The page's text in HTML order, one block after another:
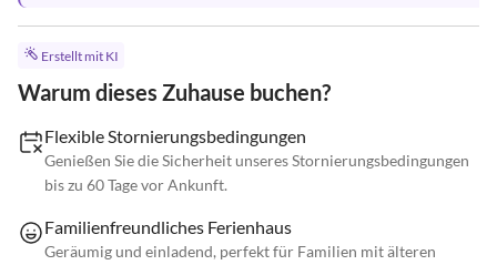
Erstellt mit KI
Warum dieses Zuhause buchen?
Flexible Stornierungsbedingungen
Genießen Sie die Sicherheit unseres Stornierungsbedingungen
bis zu 60 Tage vor Ankunft.
Familienfreundliches Ferienhaus
Geräumig und einladend, perfekt für Familien mit älteren